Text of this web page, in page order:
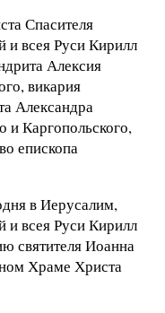
Спасителя
и всея Руси Кирилл
Алексия
викария
Александра
и Каргопольского,
епископа
в Иерусалим,
и всея Руси Кирилл
святителя Иоанна
Храме Христа